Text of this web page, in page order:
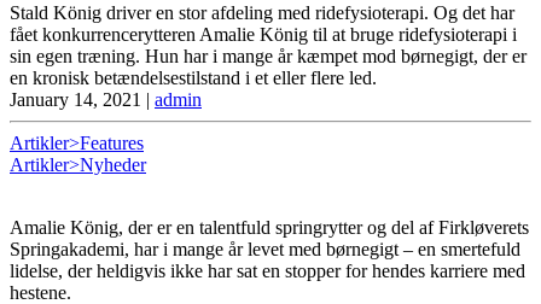
Stald König driver en stor afdeling med ridefysioterapi. Og det har
fået konkurrencerytteren Amalie König til at bruge ridefysioterapi i
sin egen træning. Hun har i mange år kæmpet mod børnegigt, der er
en kronisk betændelsestilstand i et eller flere led.
January 14, 2021 | admin
Artikler>Features
Artikler>Nyheder
Amalie König, der er en talentfuld springrytter og del af Firkløverets
Springakademi, har i mange år levet med børnegigt – en smertefuld
lidelse, der heldigvis ikke har sat en stopper for hendes karriere med
hestene.